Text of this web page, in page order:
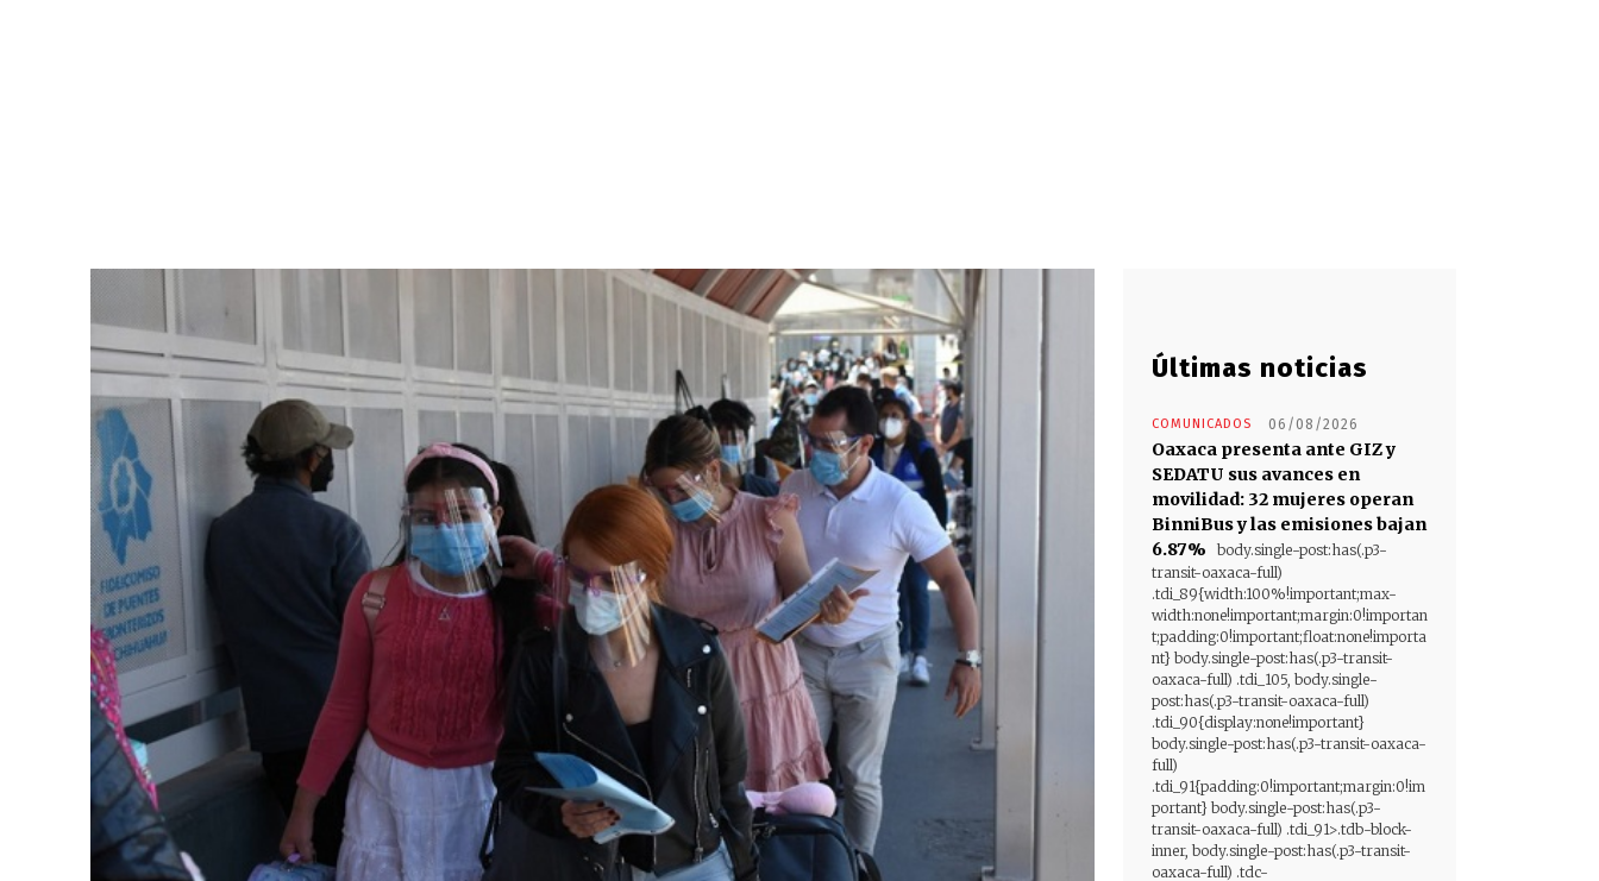
Últimas noticias
COMUNICADOS 06/08/2026
Oaxaca presenta ante GIZ y
SEDATU sus avances en
movilidad: 32 mujeres operan
BinniBus y las emisiones bajan
6.87%
body.single-post:has(.p3-
transit-oaxaca-full)
.tdi_89{width:100%!important;max-
width:none!important;margin:0!importan
t;padding:0!important;float:none!importa
nt} body.single-post:has(.p3-transit-
oaxaca-full) .tdi_105, body.single-
post:has(.p3-transit-oaxaca-full)
.tdi_90{display:none!important}
body.single-post:has(.p3-transit-oaxaca-
full)
.tdi_91{padding:0!important;margin:0!im
portant} body.single-post:has(.p3-
transit-oaxaca-full) .tdi_91>.tdb-block-
inner, body.single-post:has(.p3-transit-
oaxaca-full) .tdc-